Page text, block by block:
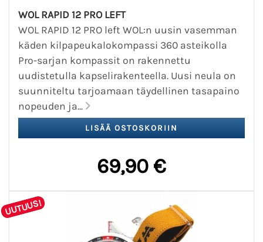
WOL RAPID 12 PRO LEFT
WOL RAPID 12 PRO left WOL:n uusin vasemman
käden kilpapeukalokompassi 360 asteikolla
Pro-sarjan kompassit on rakennettu
uudistetulla kapselirakenteella. Uusi neula on
suunniteltu tarjoamaan täydellinen tasapaino
nopeuden ja...
69,90 €
UUTUUS!